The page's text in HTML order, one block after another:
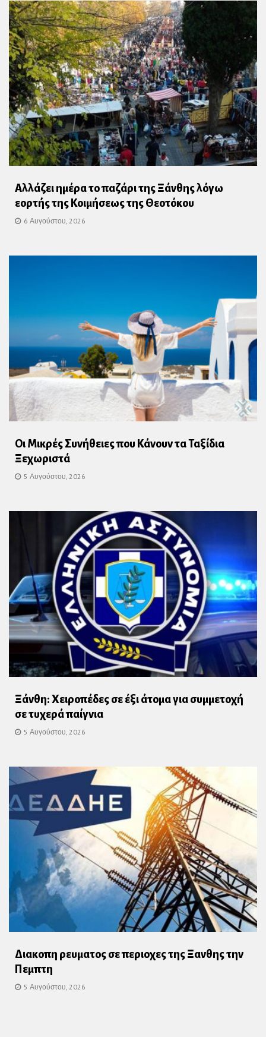
Αλλάζει ημέρα το παζάρι της Ξάνθης λόγω
εορτής της Κοιμήσεως της Θεοτόκου
6 Αυγούστου, 2026
Οι Μικρές Συνήθειες που Κάνουν τα Ταξίδια
Ξεχωριστά
5 Αυγούστου, 2026
Ξάνθη: Χειροπέδες σε έξι άτομα για συμμετοχή
σε τυχερά παίγνια
5 Αυγούστου, 2026
Διακοπη ρευματος σε περιοχες της Ξανθης την
Πεμπτη
5 Αυγούστου, 2026